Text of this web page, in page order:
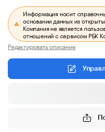
Информация носит
основании данных из
Компания не является
отношений с сервисом РБК
Редактировать описание